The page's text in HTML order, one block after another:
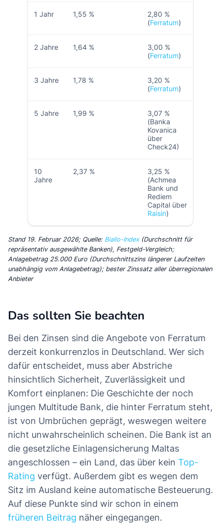
1 Jahr 1,55 %
2,80 %
(Ferratum)
2 Jahre 1,64 %
3,00 %
(Ferratum)
3 Jahre 1,78 %
3,20 %
(Ferratum)
5 Jahre 1,99 %
3,07 %
(Banka
Kovanica
über
Check24)
10
Jahre
2,37 %
3,25 %
(Achmea
Bank und
Rediem
Capital über
Raisin)
Stand 19. Februar 2026; Quelle: Biallo-Index(Durchschnitt für
repräsentativ ausgewählte Banken), Festgeld-Vergleich;
Anlagebetrag 25.000 Euro (Durchschnittszins längerer Laufzeiten
unabhängig vom Anlagebetrag); bester Zinssatz aller überregionalen
Anbieter
Das sollten Sie beachten
Bei den Zinsen sind die Angebote von Ferratum
derzeit konkurrenzlos in Deutschland. Wer sich
dafür entscheidet, muss aber Abstriche
hinsichtlich Sicherheit, Zuverlässigkeit und
Komfort einplanen: Die Geschichte der noch
jungen Multitude Bank, die hinter Ferratum steht,
ist von Umbrüchen geprägt, weswegen weitere
nicht unwahrscheinlich scheinen. Die Bank ist an
die gesetzliche Einlagensicherung Maltas
angeschlossen – ein Land, das über kein Top-
Rating verfügt. Außerdem gibt es wegen dem
Sitz im Ausland keine automatische Besteuerung.
Auf diese Punkte sind wir schon in einem
früheren Beitrag näher eingegangen.